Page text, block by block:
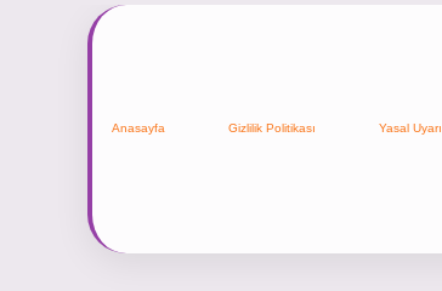
Anasayfa Gizlilik Politikası Yasal Uyarı